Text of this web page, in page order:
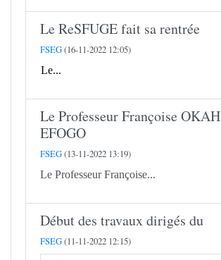
Le ReSFUGE fait sa rentrée
FSEG(16-11-2022 12:05)
Le...
Le Professeur Françoise OKAH
EFOGO
FSEG(13-11-2022 13:19)
Le Professeur Françoise...
Début des travaux dirigés du
FSEG(11-11-2022 12:15)